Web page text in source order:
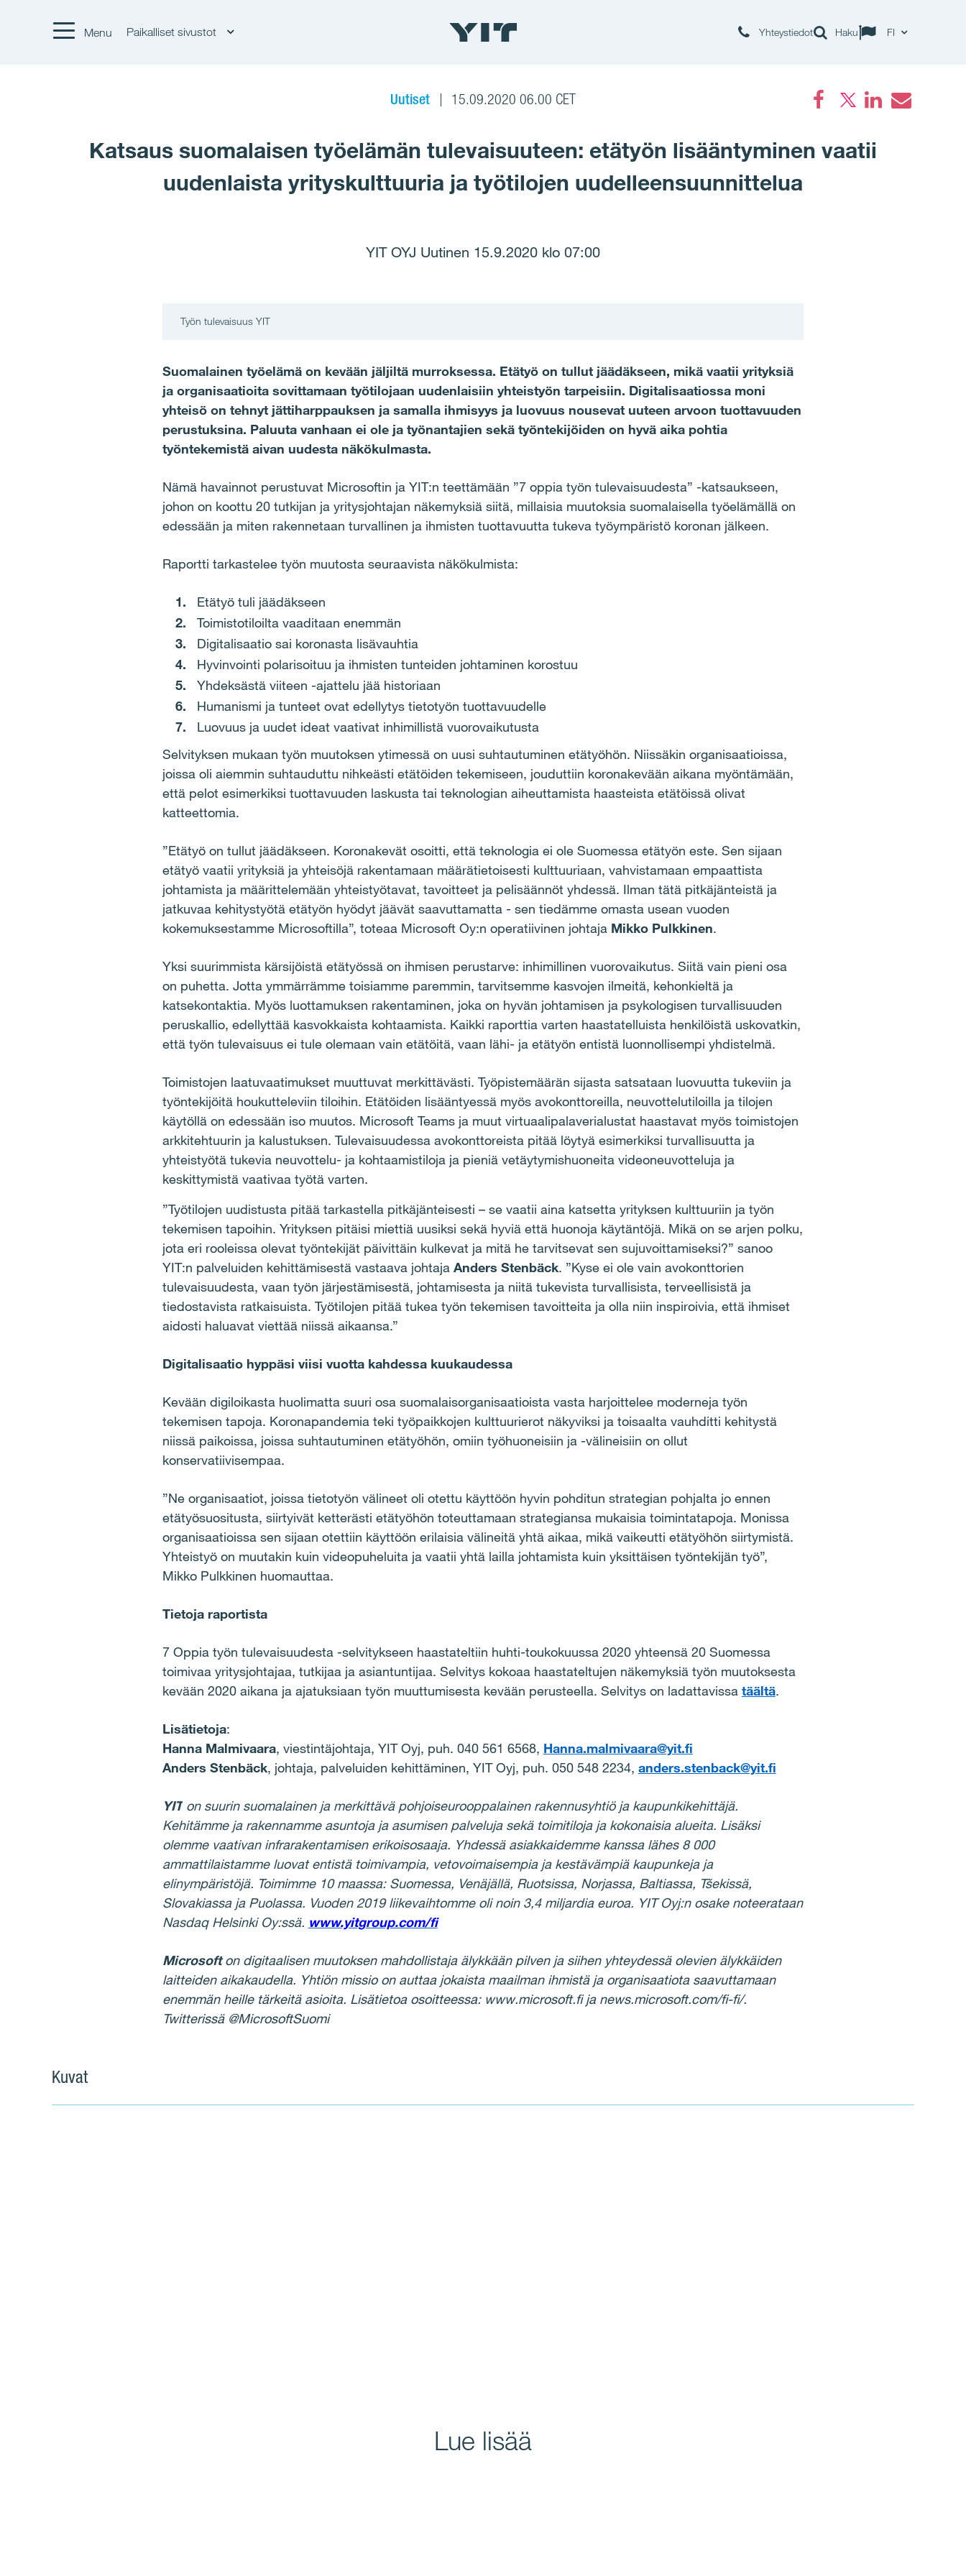
Menu Paikalliset sivustot Yhteystiedot Haku FI
Uutiset 15.09.2020 06.00 CET
Katsaus suomalaisen työelämän tulevaisuuteen: etätyön lisääntyminen vaatii
uudenlaista yrityskulttuuria ja työtilojen uudelleensuunnittelua
YIT OYJ Uutinen 15.9.2020 klo 07:00
Työn tulevaisuus YIT
Suomalainen työelämä on kevään jäljiltä murroksessa. Etätyö on tullut jäädäkseen, mikä vaatii yrityksiä
ja organisaatioita sovittamaan työtilojaan uudenlaisiin yhteistyön tarpeisiin. Digitalisaatiossa moni
yhteisö on tehnyt jättiharppauksen ja samalla ihmisyys ja luovuus nousevat uuteen arvoon tuottavuuden
perustuksina. Paluuta vanhaan ei ole ja työnantajien sekä työntekijöiden on hyvä aika pohtia
työntekemistä aivan uudesta näkökulmasta.
Nämä havainnot perustuvat Microsoftin ja YIT:n teettämään ”7 oppia työn tulevaisuudesta” -katsaukseen,
johon on koottu 20 tutkijan ja yritysjohtajan näkemyksiä siitä, millaisia muutoksia suomalaisella työelämällä on
edessään ja miten rakennetaan turvallinen ja ihmisten tuottavuutta tukeva työympäristö koronan jälkeen.
Raportti tarkastelee työn muutosta seuraavista näkökulmista:
Etätyö tuli jäädäkseen
Toimistotiloilta vaaditaan enemmän
Digitalisaatio sai koronasta lisävauhtia
Hyvinvointi polarisoituu ja ihmisten tunteiden johtaminen korostuu
Yhdeksästä viiteen -ajattelu jää historiaan
Humanismi ja tunteet ovat edellytys tietotyön tuottavuudelle
Luovuus ja uudet ideat vaativat inhimillistä vuorovaikutusta
Selvityksen mukaan työn muutoksen ytimessä on uusi suhtautuminen etätyöhön. Niissäkin organisaatioissa,
joissa oli aiemmin suhtauduttu nihkeästi etätöiden tekemiseen, jouduttiin koronakevään aikana myöntämään,
että pelot esimerkiksi tuottavuuden laskusta tai teknologian aiheuttamista haasteista etätöissä olivat
katteettomia.
”Etätyö on tullut jäädäkseen. Koronakevät osoitti, että teknologia ei ole Suomessa etätyön este. Sen sijaan
etätyö vaatii yrityksiä ja yhteisöjä rakentamaan määrätietoisesti kulttuuriaan, vahvistamaan empaattista
johtamista ja määrittelemään yhteistyötavat, tavoitteet ja pelisäännöt yhdessä. Ilman tätä pitkäjänteistä ja
jatkuvaa kehitystyötä etätyön hyödyt jäävät saavuttamatta - sen tiedämme omasta usean vuoden
kokemuksestamme Microsoftilla”, toteaa Microsoft Oy:n operatiivinen johtaja Mikko Pulkkinen.
Yksi suurimmista kärsijöistä etätyössä on ihmisen perustarve: inhimillinen vuorovaikutus. Siitä vain pieni osa
on puhetta. Jotta ymmärrämme toisiamme paremmin, tarvitsemme kasvojen ilmeitä, kehonkieltä ja
katsekontaktia. Myös luottamuksen rakentaminen, joka on hyvän johtamisen ja psykologisen turvallisuuden
peruskallio, edellyttää kasvokkaista kohtaamista. Kaikki raporttia varten haastatelluista henkilöistä uskovatkin,
että työn tulevaisuus ei tule olemaan vain etätöitä, vaan lähi- ja etätyön entistä luonnollisempi yhdistelmä.
Toimistojen laatuvaatimukset muuttuvat merkittävästi. Työpistemäärän sijasta satsataan luovuutta tukeviin ja
työntekijöitä houkutteleviin tiloihin. Etätöiden lisääntyessä myös avokonttoreilla, neuvottelutiloilla ja tilojen
käytöllä on edessään iso muutos. Microsoft Teams ja muut virtuaalipalaverialustat haastavat myös toimistojen
arkkitehtuurin ja kalustuksen. Tulevaisuudessa avokonttoreista pitää löytyä esimerkiksi turvallisuutta ja
yhteistyötä tukevia neuvottelu- ja kohtaamistiloja ja pieniä vetäytymishuoneita videoneuvotteluja ja
keskittymistä vaativaa työtä varten.
”Työtilojen uudistusta pitää tarkastella pitkäjänteisesti – se vaatii aina katsetta yrityksen kulttuuriin ja työn
tekemisen tapoihin. Yrityksen pitäisi miettiä uusiksi sekä hyviä että huonoja käytäntöjä. Mikä on se arjen polku,
jota eri rooleissa olevat työntekijät päivittäin kulkevat ja mitä he tarvitsevat sen sujuvoittamiseksi?” sanoo
YIT:n palveluiden kehittämisestä vastaava johtaja Anders Stenbäck. ”Kyse ei ole vain avokonttorien
tulevaisuudesta, vaan työn järjestämisestä, johtamisesta ja niitä tukevista turvallisista, terveellisistä ja
tiedostavista ratkaisuista. Työtilojen pitää tukea työn tekemisen tavoitteita ja olla niin inspiroivia, että ihmiset
aidosti haluavat viettää niissä aikaansa.”
Digitalisaatio hyppäsi viisi vuotta kahdessa kuukaudessa
Kevään digiloikasta huolimatta suuri osa suomalaisorganisaatioista vasta harjoittelee moderneja työn
tekemisen tapoja. Koronapandemia teki työpaikkojen kulttuurierot näkyviksi ja toisaalta vauhditti kehitystä
niissä paikoissa, joissa suhtautuminen etätyöhön, omiin työhuoneisiin ja -välineisiin on ollut
konservatiivisempaa.
”Ne organisaatiot, joissa tietotyön välineet oli otettu käyttöön hyvin pohditun strategian pohjalta jo ennen
etätyösuositusta, siirtyivät ketterästi etätyöhön toteuttamaan strategiansa mukaisia toimintatapoja. Monissa
organisaatioissa sen sijaan otettiin käyttöön erilaisia välineitä yhtä aikaa, mikä vaikeutti etätyöhön siirtymistä.
Yhteistyö on muutakin kuin videopuheluita ja vaatii yhtä lailla johtamista kuin yksittäisen työntekijän työ”,
Mikko Pulkkinen huomauttaa.
Tietoja raportista
7 Oppia työn tulevaisuudesta -selvitykseen haastateltiin huhti-toukokuussa 2020 yhteensä 20 Suomessa
toimivaa yritysjohtajaa, tutkijaa ja asiantuntijaa. Selvitys kokoaa haastateltujen näkemyksiä työn muutoksesta
kevään 2020 aikana ja ajatuksiaan työn muuttumisesta kevään perusteella. Selvitys on ladattavissa täältä.
Lisätietoja:
Hanna Malmivaara, viestintäjohtaja, YIT Oyj, puh. 040 561 6568, Hanna.malmivaara@yit.fi
Anders Stenbäck, johtaja, palveluiden kehittäminen, YIT Oyj, puh. 050 548 2234, anders.stenback@yit.fi
YITon suurin suomalainen ja merkittävä pohjoiseurooppalainen rakennusyhtiö ja kaupunkikehittäjä.
Kehitämme ja rakennamme asuntoja ja asumisen palveluja sekä toimitiloja ja kokonaisia alueita. Lisäksi
olemme vaativan infrarakentamisen erikoisosaaja. Yhdessä asiakkaidemme kanssa lähes 8 000
ammattilaistamme luovat entistä toimivampia, vetovoimaisempia ja kestävämpiä kaupunkeja ja
elinympäristöjä. Toimimme 10 maassa: Suomessa, Venäjällä, Ruotsissa, Norjassa, Baltiassa, Tšekissä,
Slovakiassa ja Puolassa. Vuoden 2019 liikevaihtomme oli noin 3,4 miljardia euroa. YIT Oyj:n osake noteerataan
Nasdaq Helsinki Oy:ssä. www.yitgroup.com/fi
Microsofton digitaalisen muutoksen mahdollistaja älykkään pilven ja siihen yhteydessä olevien älykkäiden
laitteiden aikakaudella. Yhtiön missio on auttaa jokaista maailman ihmistä ja organisaatiota saavuttamaan
enemmän heille tärkeitä asioita. Lisätietoa osoitteessa: www.microsoft.fi ja news.microsoft.com/fi-fi/.
Twitterissä @MicrosoftSuomi
Kuvat
Lue lisää